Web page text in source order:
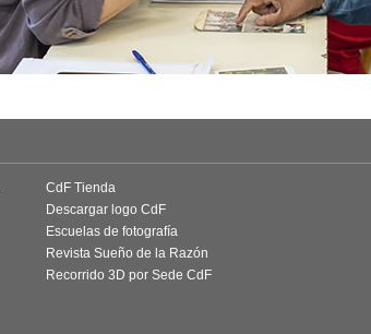
CdF Tienda
Descargar logo CdF
Escuelas de fotografía
Revista Sueño de la Razón
Recorrido 3D por Sede CdF